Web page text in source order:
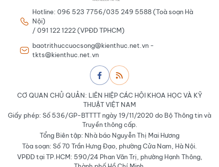
Hotline: 096 523 7756/035 249 5588 (Toà soạn Hà
Nội)
/ 091 122 1222 (VPĐD TPHCM)
baotrithuccuocsong@kienthuc.net.vn -
tkts@kienthuc.net.vn
CƠ QUAN CHỦ QUẢN: LIÊN HIỆP CÁC HỘI KHOA HỌC VÀ KỸ
THUẬT VIỆT NAM
Giấy phép: Số 536/GP-BTTTT ngày 19/11/2020 do Bộ Thông tin và
Truyền thông cấp.
Tổng Biên tập: Nhà báo Nguyễn Thị Mai Hương
Tòa soạn: Số 70 Trần Hưng Đạo, phường Cửa Nam, Hà Nội.
VPĐD tại TP.HCM: 590/24 Phan Văn Trị, phường Hạnh Thông,